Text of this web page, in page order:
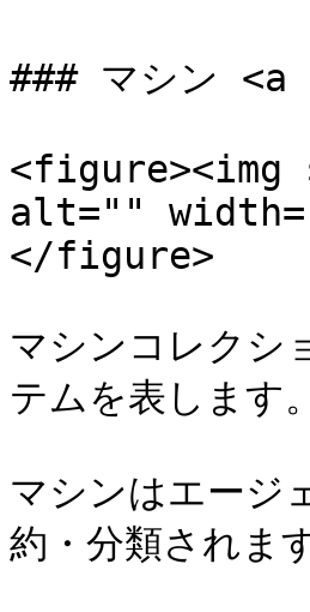
### マシン
<figure><img
alt=""
</figure>
マシンコレクシ
テムを表します。
マシンはエージ
約・分類されます